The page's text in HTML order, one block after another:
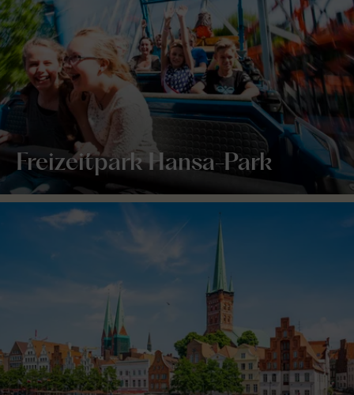
Freizeitpark Hansa-Park